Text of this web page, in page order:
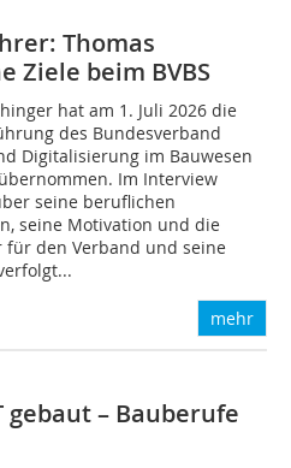
Thomas
Ziele beim BVBS
hat am 1. Juli 2026 die
des Bundesverband
Digitalisierung im Bauwesen
übernommen. Im Interview
seine beruflichen
seine Motivation und die
für den Verband und seine
mehr
gebaut – Bauberufe